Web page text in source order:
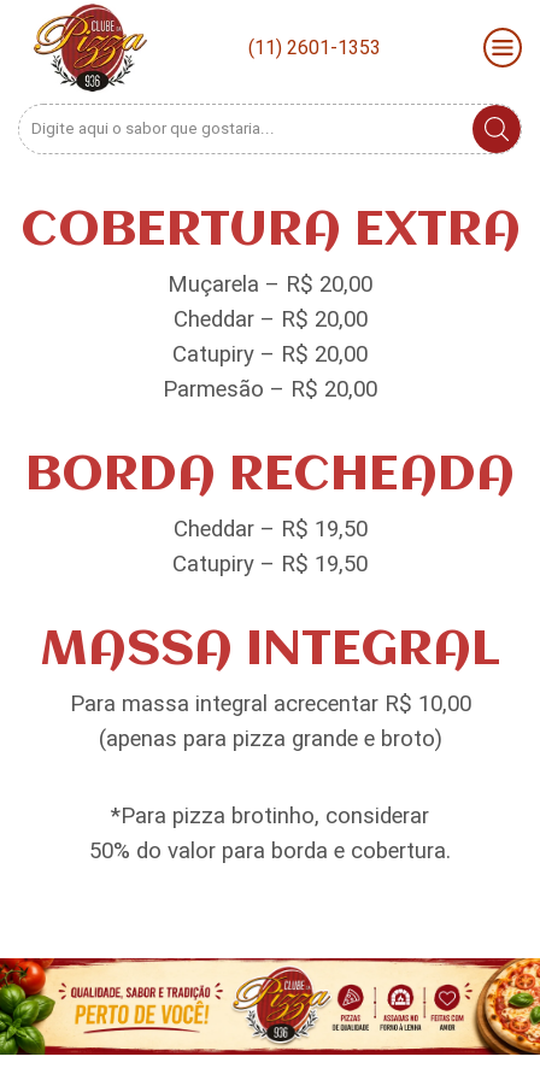
(11) 2601-1353
Search
COBERTURA EXTRA
Muçarela – R$ 20,00
Cheddar – R$ 20,00
Catupiry – R$ 20,00
Parmesão – R$ 20,00
BORDA RECHEADA
Cheddar – R$ 19,50
Catupiry – R$ 19,50
MASSA INTEGRAL
Para massa integral acrecentar R$ 10,00
(apenas para pizza grande e broto)
*Para pizza brotinho, considerar
50% do valor para borda e cobertura.